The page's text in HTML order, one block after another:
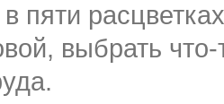
в пяти
выбрать